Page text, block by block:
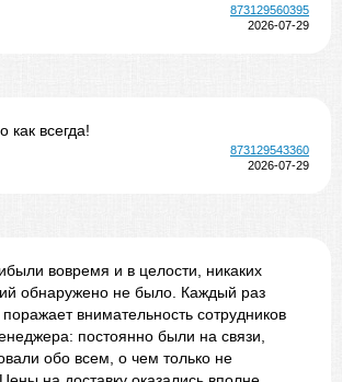
873129560395
2026-07-29
как всегда!
873129543360
2026-07-29
вовремя и в целости, никаких
обнаружено не было. Каждый раз
внимательность сотрудников
постоянно были на связи,
обо всем, о чем только не